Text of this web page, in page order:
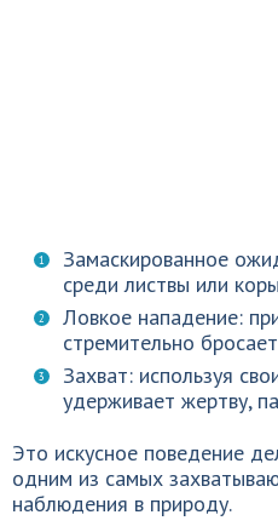
Замаскированное
среди листвы или
Ловкое нападение:
стремительно
Захват: используя
удерживает жертву,
Это искусное поведение
одним из самых
наблюдения в природу.